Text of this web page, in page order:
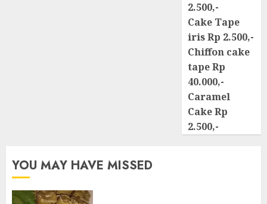
2.500,-
Cake Tape
iris Rp 2.500,-
Chiffon cake
tape Rp
40.000,-
Caramel
Cake Rp
2.500,-
YOU MAY HAVE MISSED